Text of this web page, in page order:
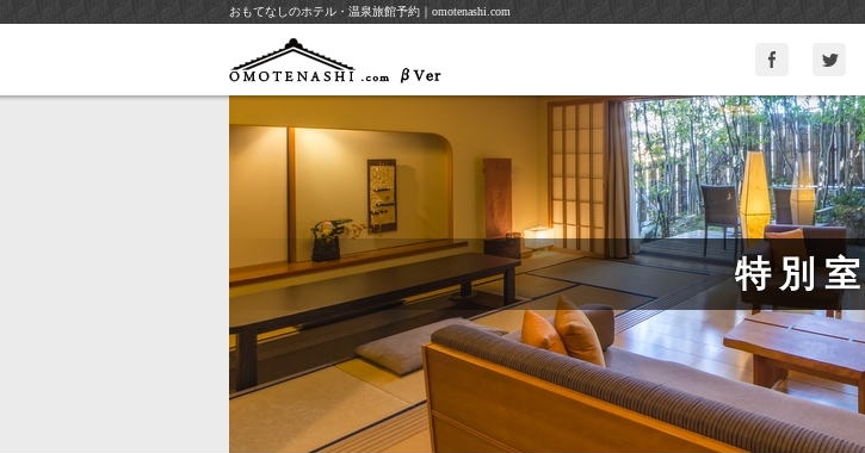
おもてなしのホテル・温泉旅館予約｜omotenashi.com
特別